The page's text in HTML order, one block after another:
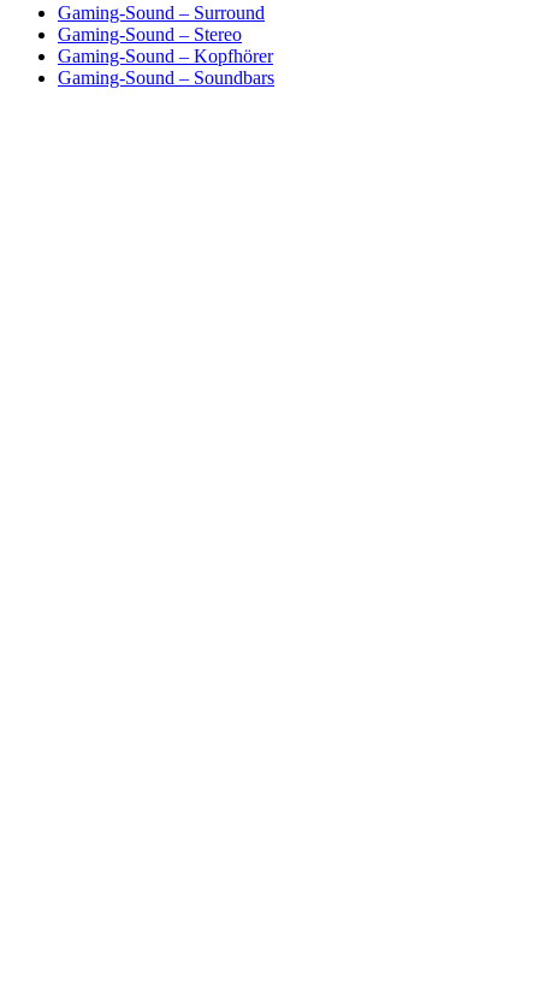
Gaming-Sound – Surround
Gaming-Sound – Stereo
Gaming-Sound – Kopfhörer
Gaming-Sound – Soundbars